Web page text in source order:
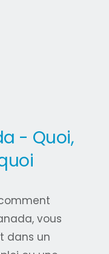
- Quoi,
vous
dans un